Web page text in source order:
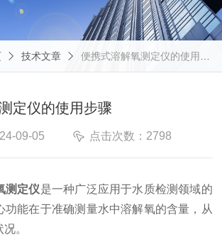
技术文章 便携式溶解氧测定仪的使用步骤
定仪的使用步骤
09-05 点击次数：2798
测定仪是一种广泛应用于水质检测领域的
功能在于准确测量水中溶解氧的含量，从
。